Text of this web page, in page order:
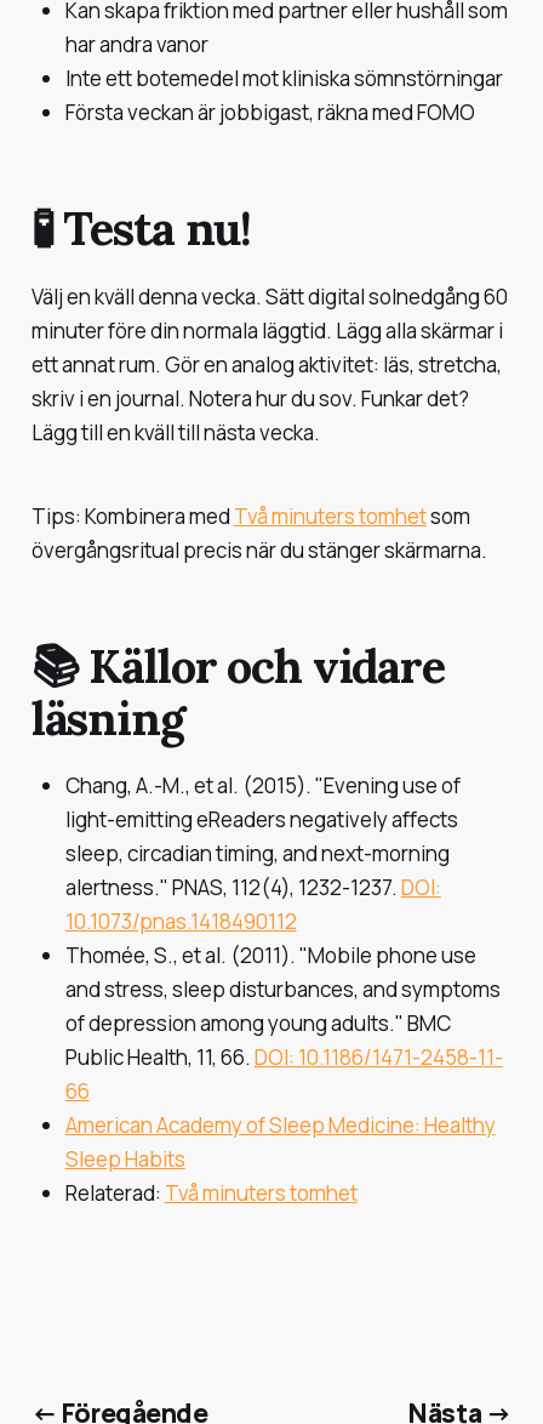
Kan skapa friktion med partner eller hushåll som
har andra vanor
Inte ett botemedel mot kliniska sömnstörningar
Första veckan är jobbigast, räkna med FOMO
🧪 Testa nu!
Välj en kväll denna vecka. Sätt digital solnedgång 60
minuter före din normala läggtid. Lägg alla skärmar i
ett annat rum. Gör en analog aktivitet: läs, stretcha,
skriv i en journal. Notera hur du sov. Funkar det?
Lägg till en kväll till nästa vecka.
Tips: Kombinera med Två minuters tomhetsom
övergångsritual precis när du stänger skärmarna.
📚 Källor och vidare
läsning
Chang, A.-M., et al. (2015). "Evening use of
light-emitting eReaders negatively affects
sleep, circadian timing, and next-morning
alertness." PNAS, 112(4), 1232-1237. DOI:
10.1073/pnas.1418490112
Thomée, S., et al. (2011). "Mobile phone use
and stress, sleep disturbances, and symptoms
of depression among young adults." BMC
Public Health, 11, 66. DOI: 10.1186/1471-2458-11-
66
American Academy of Sleep Medicine: Healthy
Sleep Habits
Relaterad: Två minuters tomhet
← Föregående Nästa →